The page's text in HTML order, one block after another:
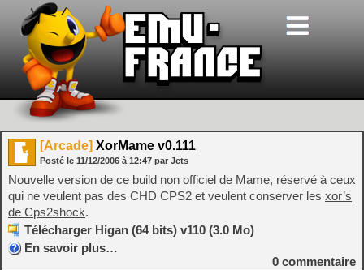
[Arcade] XorMame v0.111
Posté le 11/12/2006 à 12:47 par Jets
Nouvelle version de ce build non officiel de Mame, réservé à ceux
qui ne veulent pas des CHD CPS2 et veulent conserver les xor’s
de Cps2shock.
Télécharger Higan (64 bits) v110 (3.0 Mo)
En savoir plus…
0 commentaire